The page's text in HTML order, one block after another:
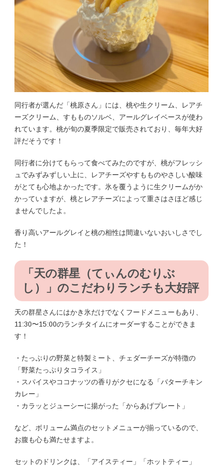
同行者が選んだ「桃原さん」には、桃や生クリーム、レアチ
ーズクリーム、すもものソルベ、アールグレイベースが使わ
れています。桃が旬の夏季限定で販売されており、毎年大好
評だそうです！
同行者に分けてもらって食べてみたのですが、桃がフレッシ
ュでみずみずしい上に、レアチーズやすもものやさしい酸味
がとても心地よかったです。氷を覆うように生クリームがか
かっていますが、桃とレアチーズによって重さはさほど感じ
ませんでしたよ。
香り高いアールグレイと桃の相性は間違いないおいしさでし
た！
「天の群星 （てぃんのむりぶ
し）
」のこだわりランチも大好評
天の群星さんにはかき氷だけでなくフードメニューもあり、
11:30〜15:00のランチタイムにオーダーすることができま
す！
・たっぷりの野菜と特製ミート、チェダーチーズが特徴の
「野菜たっぷりタコライス」
・スパイスやココナッツの香りがクセになる「バターチキン
カレー」
・カラッとジューシーに揚がった「からあげプレート」
など、ボリューム満点のセットメニューが揃っているので、
お腹も心も満たせますよ。
セットのドリンクは、「アイスティー」「ホットティー」